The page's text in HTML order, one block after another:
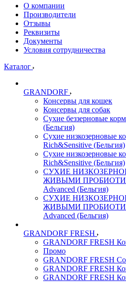
О компании
Производители
Отзывы
Реквизиты
Документы
Условия сотрудничества
Каталог
GRANDORF
Консервы для кошек
Консервы для собак
Сухие беззерновые
(Бельгия)
Сухие низкозерновые
Rich&Sensitive (Бельгия)
Сухие низкозерновые
Rich&Sensitive (Бельгия)
СУХИЕ
ЖИВЫМИ
Advanced (Бельгия)
СУХИЕ
ЖИВЫМИ
Advanced (Бельгия)
GRANDORF FRESH
GRANDORF FRESH
Промо
GRANDORF FRESH
GRANDORF FRESH
GRANDORF FRESH